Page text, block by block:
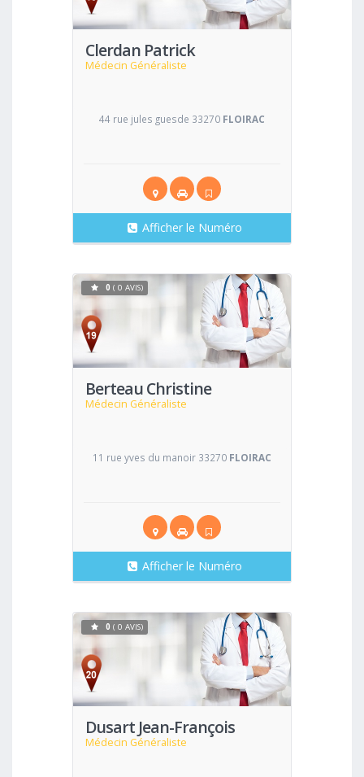
Clerdan Patrick
Médecin Généraliste
44 rue jules guesde 33270 FLOIRAC
Afficher le Numéro
Berteau Christine
Médecin Généraliste
Voir
0 ( 0 AVIS)
11 rue yves du manoir 33270 FLOIRAC
Afficher le Numéro
Dusart Jean-François
Médecin Généraliste
Voir
0 ( 0 AVIS)